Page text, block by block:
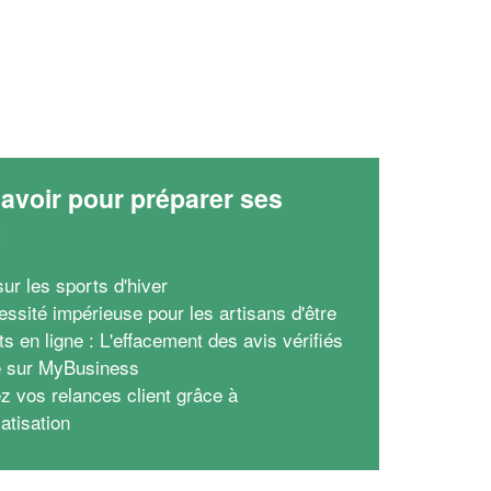
pour préparer ses
les sports d'hiver
impérieuse pour les artisans d'être
en ligne : L'effacement des avis vérifiés
sur MyBusiness
vos relances client grâce à